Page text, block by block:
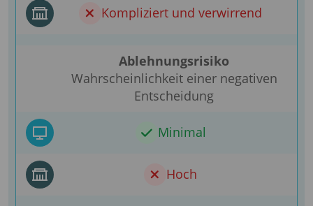
Kompliziert und verwirrend
Ablehnungsrisiko
Wahrscheinlichkeit einer negativen
Entscheidung
Minimal
Hoch